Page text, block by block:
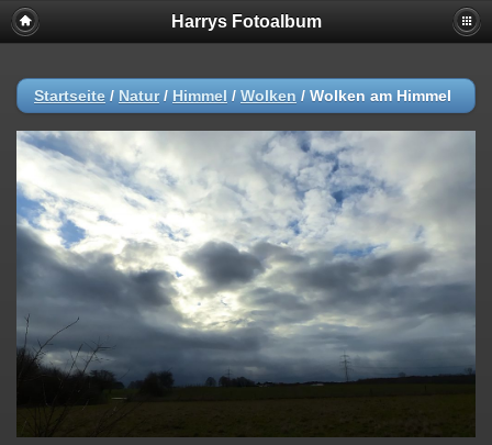
Harrys Fotoalbum
Startseite / Natur/ Himmel / Wolken / Wolken am Himmel